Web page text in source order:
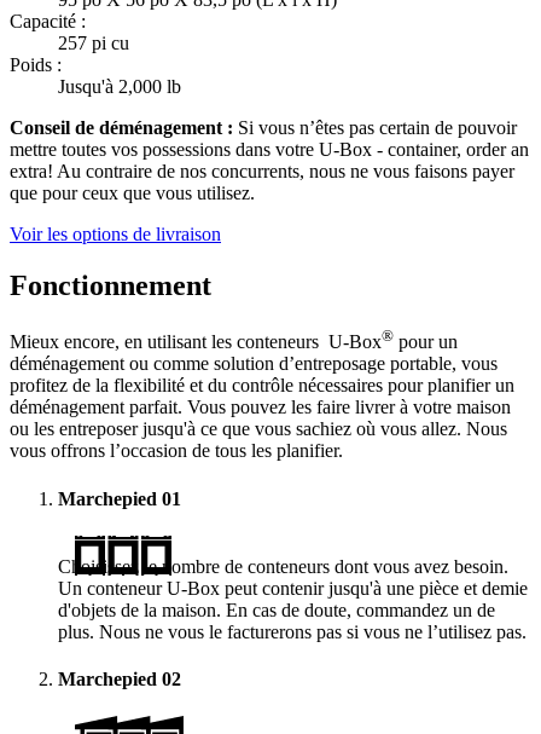
Capacité :
257 pi cu
Poids :
Jusqu'à 2,000 lb
Conseil de déménagement : Si vous n’êtes pas certain de pouvoir
mettre toutes vos possessions dans votre U-Box - container, order an
extra! Au contraire de nos concurrents, nous ne vous faisons payer
que pour ceux que vous utilisez.
Voir les options de livraison
Fonctionnement
Mieux encore, en utilisant les conteneurs U-Box® pour un
déménagement ou comme solution d’entreposage portable, vous
profitez de la flexibilité et du contrôle nécessaires pour planifier un
déménagement parfait. Vous pouvez les faire livrer à votre maison
ou les entreposer jusqu'à ce que vous sachiez où vous allez. Nous
vous offrons l’occasion de tous les planifier.
Marchepied 01
Choisissez le nombre de conteneurs dont vous avez besoin.
Un conteneurU-Box peut contenir jusqu'à une pièce et demie
d'objets de la maison. En cas de doute, commandez un de
plus. Nous ne vous le facturerons pas si vous ne l’utilisez pas.
Marchepied 02